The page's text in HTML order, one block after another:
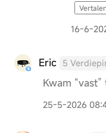
16-6-
Eric 5
Kwam
25-5-2026